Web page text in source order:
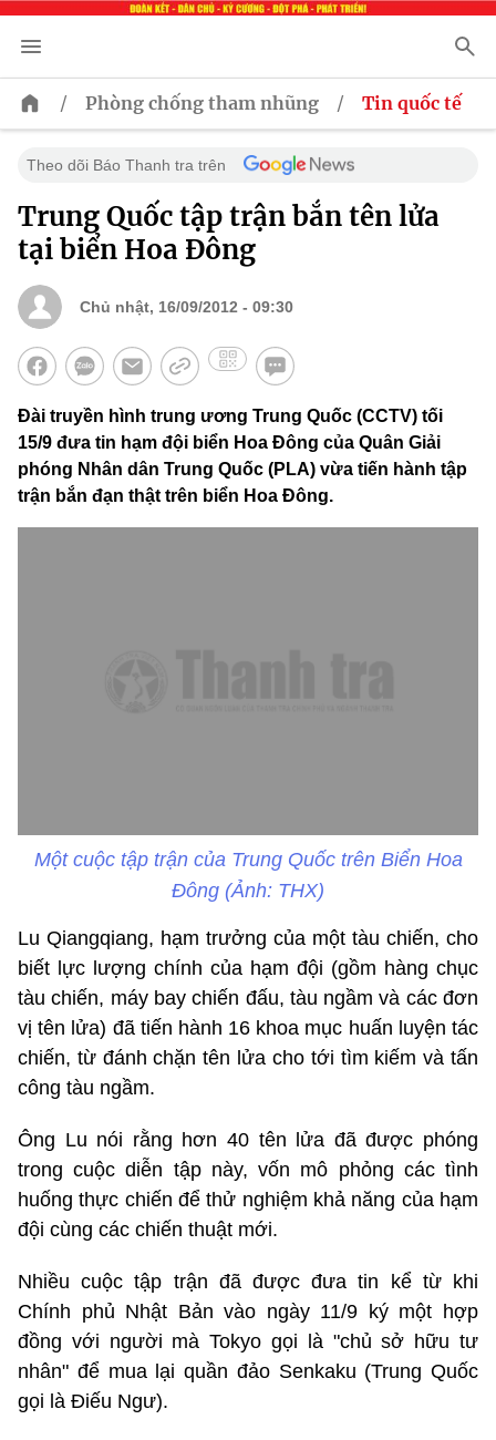
/ Phòng chống tham nhũng / Tin quốc tế
Theo dõi Báo Thanh tra trên
Trung Quốc tập trận bắn tên lửa
tại biển Hoa Đông
Chủ nhật, 16/09/2012 - 09:30
Đài truyền hình trung ương Trung Quốc (CCTV) tối
15/9 đưa tin hạm đội biển Hoa Đông của Quân Giải
phóng Nhân dân Trung Quốc (PLA) vừa tiến hành tập
trận bắn đạn thật trên biển Hoa Đông.
Một cuộc tập trận của Trung Quốc trên Biển Hoa
Đông (Ảnh: THX)
Lu Qiangqiang, hạm trưởng của một tàu chiến, cho
biết lực lượng chính của hạm đội (gồm hàng chục
tàu chiến, máy bay chiến đấu, tàu ngầm và các đơn
vị tên lửa) đã tiến hành 16 khoa mục huấn luyện tác
chiến, từ đánh chặn tên lửa cho tới tìm kiếm và tấn
công tàu ngầm.
Ông Lu nói rằng hơn 40 tên lửa đã được phóng
trong cuộc diễn tập này, vốn mô phỏng các tình
huống thực chiến để thử nghiệm khả năng của hạm
đội cùng các chiến thuật mới.
Nhiều cuộc tập trận đã được đưa tin kể từ khi
Chính phủ Nhật Bản vào ngày 11/9 ký một hợp
đồng với người mà Tokyo gọi là "chủ sở hữu tư
nhân" để mua lại quần đảo Senkaku (Trung Quốc
gọi là Điếu Ngư).